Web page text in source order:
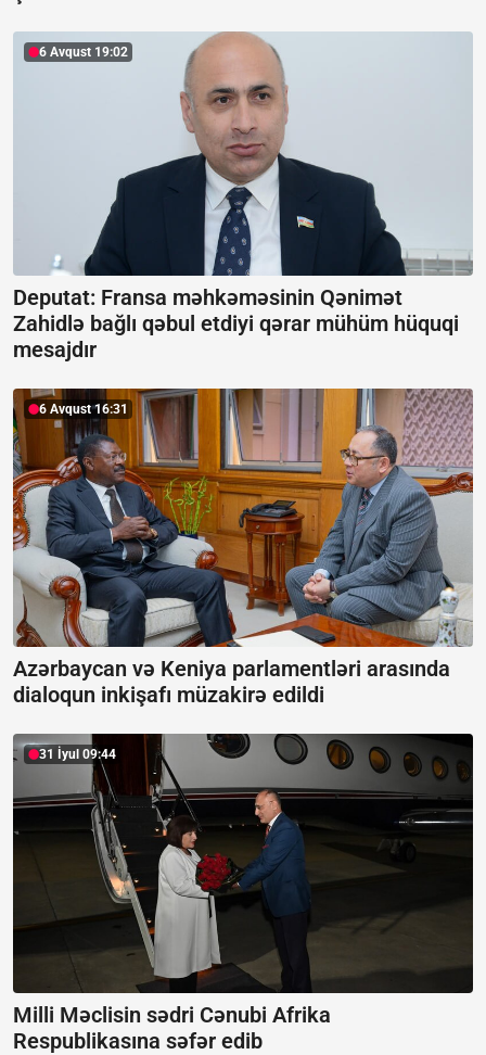
6 Avqust 19:02
Deputat: Fransa məhkəməsinin Qənimət
Zahidlə bağlı qəbul etdiyi qərar mühüm hüquqi
mesajdır
6 Avqust 16:31
Azərbaycan və Keniya parlamentləri arasında
dialoqun inkişafı müzakirə edildi
31 İyul 09:44
Milli Məclisin sədri Cənubi Afrika
Respublikasına səfər edib